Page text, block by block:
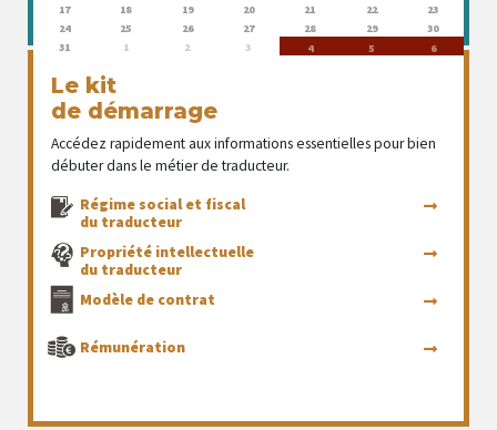
17
18 19 20 21 22
23
24
25 26 27 28 29
30
31
1 2 3 4 5 6
Le kit
de démarrage
Accédez rapidement aux informations essentielles pour bien
débuter dans le métier de traducteur.
Régime social et fiscal
du traducteur
Propriété intellectuelle
du traducteur
Modèle de contrat
Rémunération